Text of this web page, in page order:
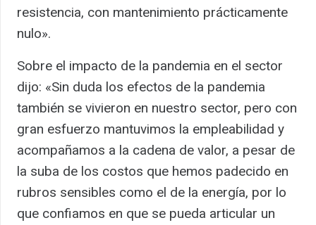
resistencia, con mantenimiento prácticamente
nulo».
Sobre el impacto de la pandemia en el sector
dijo: «Sin duda los efectos de la pandemia
también se vivieron en nuestro sector, pero con
gran esfuerzo mantuvimos la empleabilidad y
acompañamos a la cadena de valor, a pesar de
la suba de los costos que hemos padecido en
rubros sensibles como el de la energía, por lo
que confiamos en que se pueda articular un